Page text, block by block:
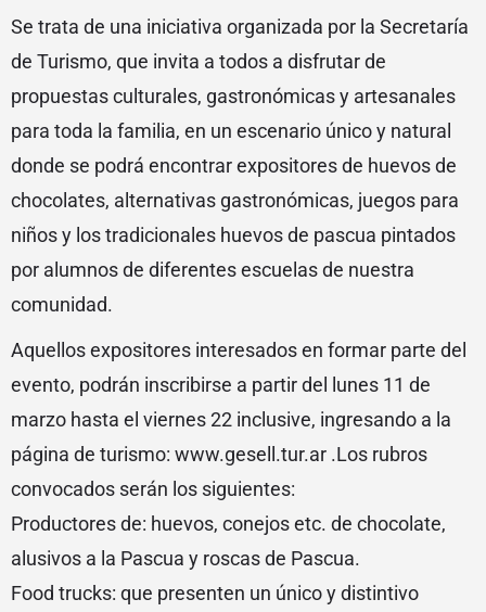
Se trata de una iniciativa organizada por la Secretaría
de Turismo, que invita a todos a disfrutar de
propuestas culturales, gastronómicas y artesanales
para toda la familia, en un escenario único y natural
donde se podrá encontrar expositores de huevos de
chocolates, alternativas gastronómicas, juegos para
niños y los tradicionales huevos de pascua pintados
por alumnos de diferentes escuelas de nuestra
comunidad.
Aquellos expositores interesados en formar parte del
evento, podrán inscribirse a partir del lunes 11 de
marzo hasta el viernes 22 inclusive, ingresando a la
página de turismo: www.gesell.tur.ar .Los rubros
convocados serán los siguientes:
Productores de: huevos, conejos etc. de chocolate,
alusivos a la Pascua y roscas de Pascua.
Food trucks: que presenten un único y distintivo